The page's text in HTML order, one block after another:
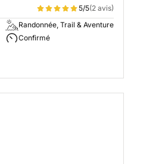
5/5(2 avis)
Randonnée, Trail & Aventure
Confirmé